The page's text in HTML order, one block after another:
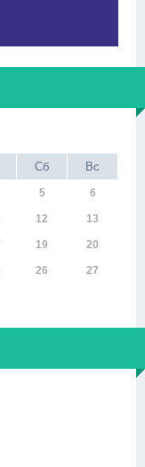
Сб Вс
5 6
12 13
19 20
26 27